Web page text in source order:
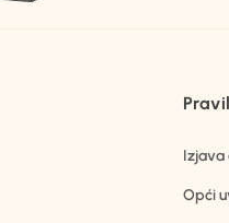
Izjava
Opći